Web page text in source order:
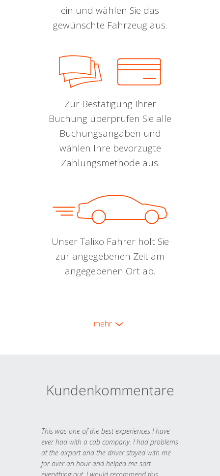
ein und wählen Sie das
gewünschte Fahrzeug aus.
Zur Bestätigung Ihrer
Buchung überprüfen Sie alle
Buchungsangaben und
wählen Ihre bevorzugte
Zahlungsmethode aus.
Unser Talixo Fahrer holt Sie
zur angegebenen Zeit am
angegebenen Ort ab.
mehr
Kundenkommentare
This was one of the best experiences I have
ever had with a cab company. I had problems
at the airport and the driver stayed with me
for over an hour and helped me sort